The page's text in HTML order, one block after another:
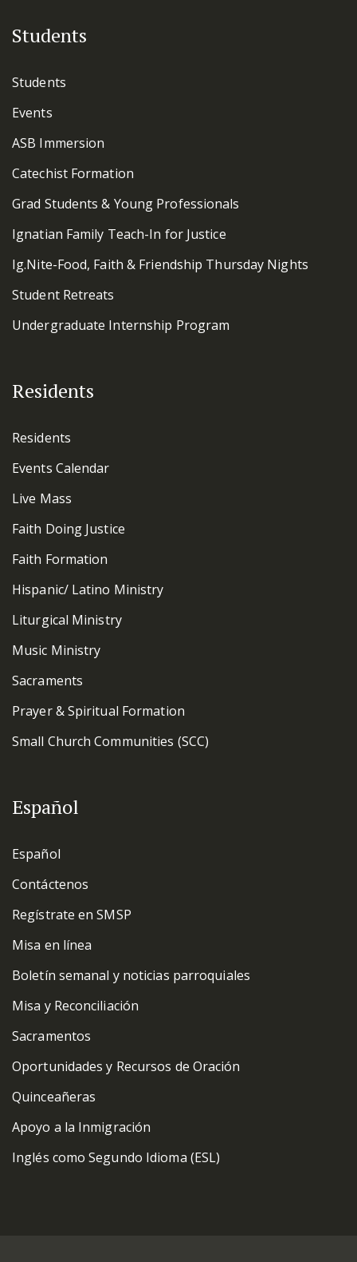
Students
Students
Events
ASB Immersion
Catechist Formation
Grad Students & Young Professionals
Ignatian Family Teach-In for Justice
Ig.Nite-Food, Faith & Friendship Thursday Nights
Student Retreats
Undergraduate Internship Program
Residents
Residents
Events Calendar
Live Mass
Faith Doing Justice
Faith Formation
Hispanic/ Latino Ministry
Liturgical Ministry
Music Ministry
Sacraments
Prayer & Spiritual Formation
Small Church Communities (SCC)
Español
Español
Contáctenos
Regístrate en SMSP
Misa en línea
Boletín semanal y noticias parroquiales
Misa y Reconciliación
Sacramentos
Oportunidades y Recursos de Oración
Quinceañeras
Apoyo a la Inmigración
Inglés como Segundo Idioma (ESL)